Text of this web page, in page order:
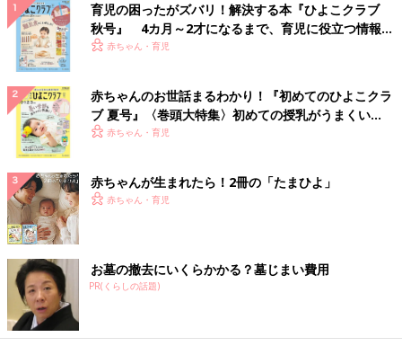
画】
離乳食7,8ヶ月ごろにおすすめ、「鶏グリーン
ピースコーンうどん」レシピをご紹介。 のっけ
るだけで作れちゃう栄養満点の離乳食レシピを
ンは、調理もラクで、味もまろやかになる優秀
食材です。ぜひ使ってみて。
ヨーグルトのパンがゆ 作り方・レシピ
離乳食中期 7～8ヶ月ごろ【動画】
離乳食7,8ヶ月ごろにおすすめ、「自然の甘み
ピをご紹介。 離乳食のおかゆに慣れてきた
ら、“パンがゆ”メニューにトライしてみて
は！？おかゆが苦手な子にもおすすめ！ヨーグ
鶏肉のおすすめレシピ 離乳食中期 7～8ヶ月ごろ
【動画】7,8ヶ月ごろから きほんの離乳
の動画では、切らずに生のまま鶏ささみ肉を冷
育児の困ったがズバリ！解決する本『ひよこクラブ
秋号』 4カ月～2才になるまで、育児に役立つ情報が
いっぱい！
赤ちゃん・育児
赤ちゃんのお世話まるわかり！『初めてのひよこクラ
ブ 夏号』〈巻頭大特集〉初めての授乳がうまくい
く！ おっぱい・ミルクの基本と夏のトラブル 解決テ
赤ちゃん・育児
赤ちゃんが生まれたら！2冊の「たまひよ」
赤ちゃん・育児
お墓の撤去にいくらかかる？墓じまい費用
PR(くらしの話題)